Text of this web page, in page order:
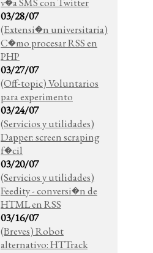
03/28/07
(Extensi�n universitaria)
C�mo procesar RSS en
PHP
03/27/07
(Off-topic) Voluntarios
para experimento
03/24/07
(Servicios y utilidades)
Dapper: screen scraping
f�cil
03/20/07
(Servicios y utilidades)
Feedity - conversi�n de
HTML en RSS
03/16/07
(Breves) Robot
alternativo: HTTrack